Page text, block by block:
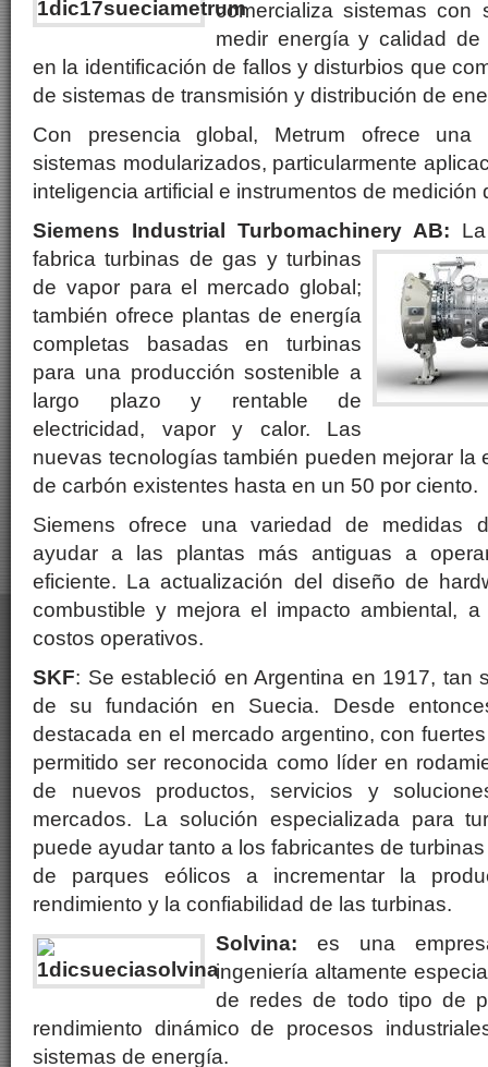
comercializa sistemas con
medir energía y calidad de
en la identificación de fallos y disturbios que
de sistemas de transmisión y distribución de
Con presencia global, Metrum ofrece una
sistemas modularizados, particularmente
inteligencia artificial e instrumentos de medición
Siemens Industrial Turbomachinery AB:
fabrica turbinas de gas y turbinas
de vapor para el mercado global;
también ofrece plantas de energía
completas basadas en turbinas
para una producción sostenible a
largo plazo y rentable de
electricidad, vapor y calor. Las
nuevas tecnologías también pueden mejorar la
de carbón existentes hasta en un 50 por ciento.
Siemens ofrece una variedad de medidas
ayudar a las plantas más antiguas a
eficiente. La actualización del diseño de
combustible y mejora el impacto ambiental,
costos operativos.
SKF: Se estableció en Argentina en 1917, tan
de su fundación en Suecia. Desde
destacada en el mercado argentino, con
permitido ser reconocida como líder en
de nuevos productos, servicios y
mercados. La solución especializada para
puede ayudar tanto a los fabricantes de
de parques eólicos a incrementar la
rendimiento y la confiabilidad de las turbinas.
Solvina: es una
ingeniería altamente
de redes de todo tipo de
rendimiento dinámico de procesos
sistemas de energía.